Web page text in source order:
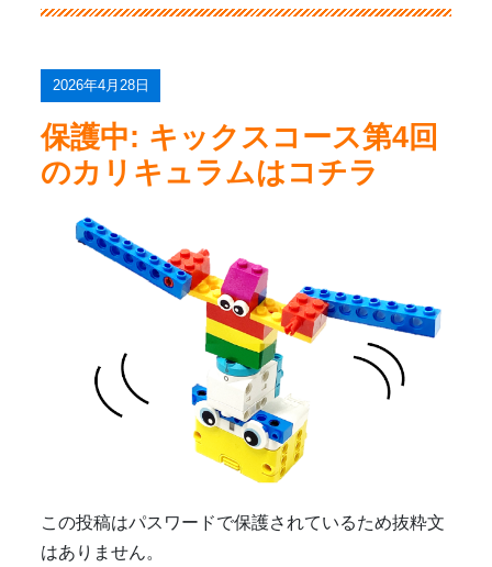
2026年4月28日
保護中: キックスコース第4回
のカリキュラムはコチラ
この投稿はパスワードで保護されているため抜粋文
はありません。